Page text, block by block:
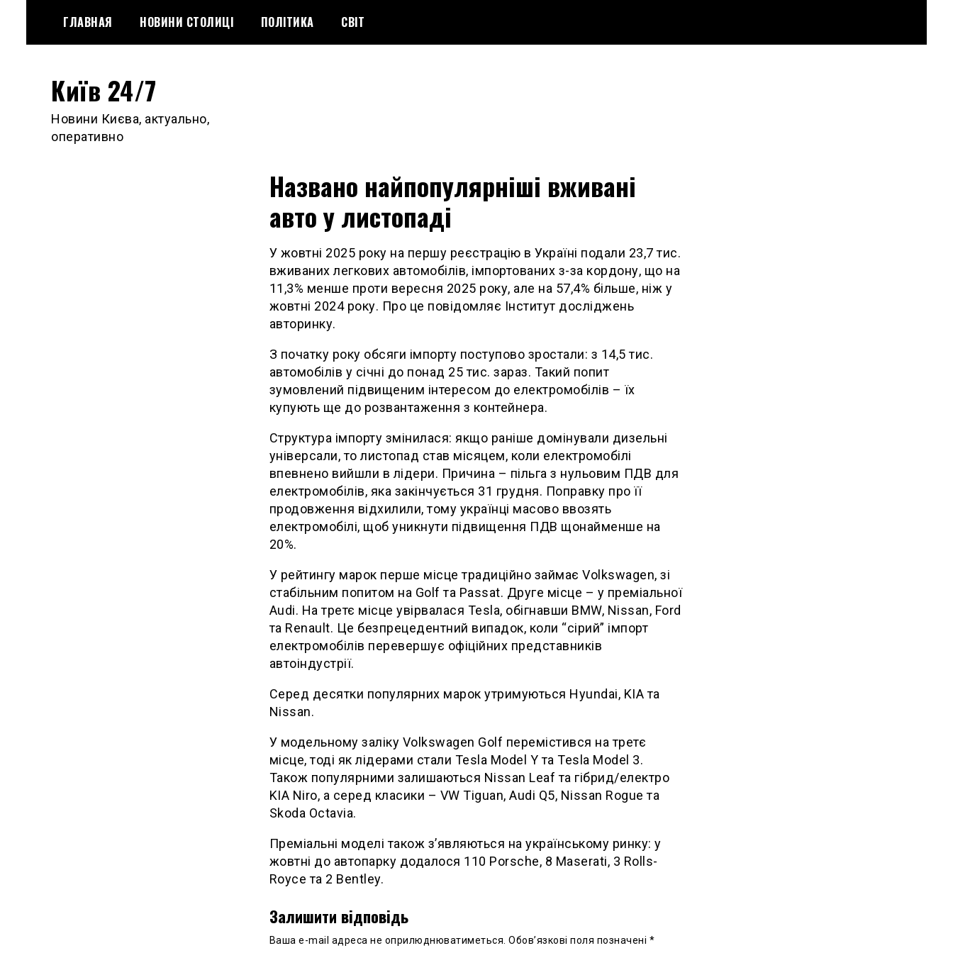
content
ГЛАВНАЯ НОВИНИ СТОЛИЦІ ПОЛІТИКА СВІТ
Київ 24/7
Новини Києва, актуально,
оперативно
Названо найпопулярніші вживані
авто у листопаді
У жовтні 2025 року на першу реєстрацію в Україні подали 23,7 тис.
вживаних легкових автомобілів, імпортованих з-за кордону, що на
11,3% менше проти вересня 2025 року, але на 57,4% більше, ніж у
жовтні 2024 року. Про це повідомляє Інститут досліджень
авторинку.
З початку року обсяги імпорту поступово зростали: з 14,5 тис.
автомобілів у січні до понад 25 тис. зараз. Такий попит
зумовлений підвищеним інтересом до електромобілів – їх
купують ще до розвантаження з контейнера.
Структура імпорту змінилася: якщо раніше домінували дизельні
універсали, то листопад став місяцем, коли електромобілі
впевнено вийшли в лідери. Причина – пільга з нульовим ПДВ для
електромобілів, яка закінчується 31 грудня. Поправку про її
продовження відхилили, тому українці масово ввозять
електромобілі, щоб уникнути підвищення ПДВ щонайменше на
20%.
У рейтингу марок перше місце традиційно займає Volkswagen, зі
стабільним попитом на Golf та Passat. Друге місце – у преміальної
Audi. На третє місце увірвалася Tesla, обігнавши BMW, Nissan, Ford
та Renault. Це безпрецедентний випадок, коли “сірий” імпорт
електромобілів перевершує офіційних представників
автоіндустрії.
Серед десятки популярних марок утримуються Hyundai, KIA та
Nissan.
У модельному заліку Volkswagen Golf перемістився на третє
місце, тоді як лідерами стали Tesla Model Y та Tesla Model 3.
Також популярними залишаються Nissan Leaf та гібрид/електро
KIA Niro, а серед класики – VW Tiguan, Audi Q5, Nissan Rogue та
Skoda Octavia.
Преміальні моделі також з’являються на українському ринку: у
жовтні до автопарку додалося 110 Porsche, 8 Maserati, 3 Rolls-
Royce та 2 Bentley.
Залишити відповідь
Ваша e-mail адреса не оприлюднюватиметься. Обов’язкові поля позначені *